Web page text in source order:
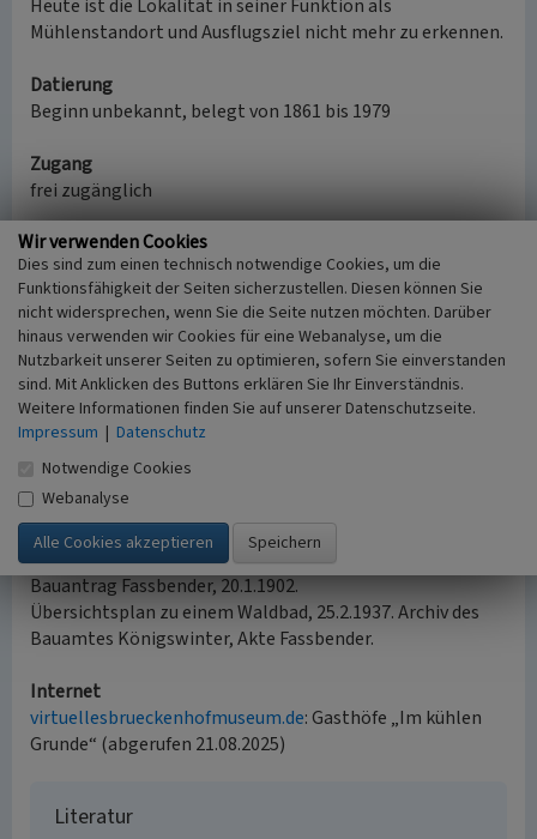
Heute ist die Lokalität in seiner Funktion als
Mühlenstandort und Ausflugsziel nicht mehr zu erkennen.
Datierung
Beginn unbekannt, belegt von 1861 bis 1979
Zugang
frei zugänglich
Hinweis
Das Objekt „Sonntagsmühle am Mirbesbach in
Königswinter“ ist Element des historischen
KulturlandschaftsbereichesSiebengebirge
(Kulturlandschaftsbereich Regionalplan Köln 446).
(Jörn Kling, 2024)
Urliste 1861. Archiv des Heimatvereins für das
Siebengebirge.
Echo des Siebengebirges, 30.11.1901, 24.1.1914, 14.5.1914,
13.9.1958.
Bauantrag Fassbender, 20.1.1902.
Übersichtsplan zu einem Waldbad, 25.2.1937. Archiv des
Bauamtes Königswinter, Akte Fassbender.
Internet
virtuellesbrueckenhofmuseum.de: Gasthöfe „Im kühlen
Grunde“ (abgerufen 21.08.2025)
Literatur
Wir verwenden Cookies
Dies sind zum einen technisch notwendige Cookies, um die
Funktionsfähigkeit der Seiten sicherzustellen. Diesen können Sie
nicht widersprechen, wenn Sie die Seite nutzen möchten. Darüber
hinaus verwenden wir Cookies für eine Webanalyse, um die
Nutzbarkeit unserer Seiten zu optimieren, sofern Sie einverstanden
sind. Mit Anklicken des Buttons erklären Sie Ihr Einverständnis.
Weitere Informationen finden Sie auf unserer Datenschutzseite.
Impressum | Datenschutz
Notwendige Cookies
Webanalyse